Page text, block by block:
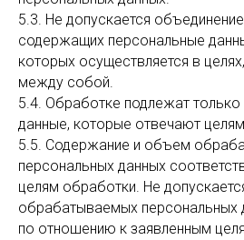
5.3. Не допускается
содержащих персональные
которых осуществляется в
между собой.
5.4. Обработке подлежат
данные, которые отвечают
5.5. Содержание и объем
персональных данных
целям обработки. Не
обрабатываемых персональных
по отношению к заявленным